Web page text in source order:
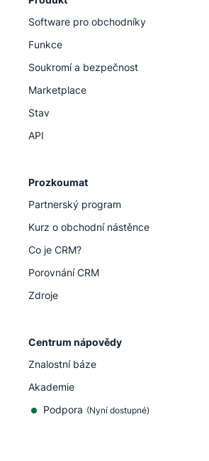
Software pro obchodníky
Funkce
Soukromí a bezpečnost
Marketplace
Stav
API
Prozkoumat
Partnerský program
Kurz o obchodní nástěnce
Co je CRM?
Porovnání CRM
Zdroje
Centrum nápovědy
Znalostní báze
Akademie
Podpora (Nyní dostupné)